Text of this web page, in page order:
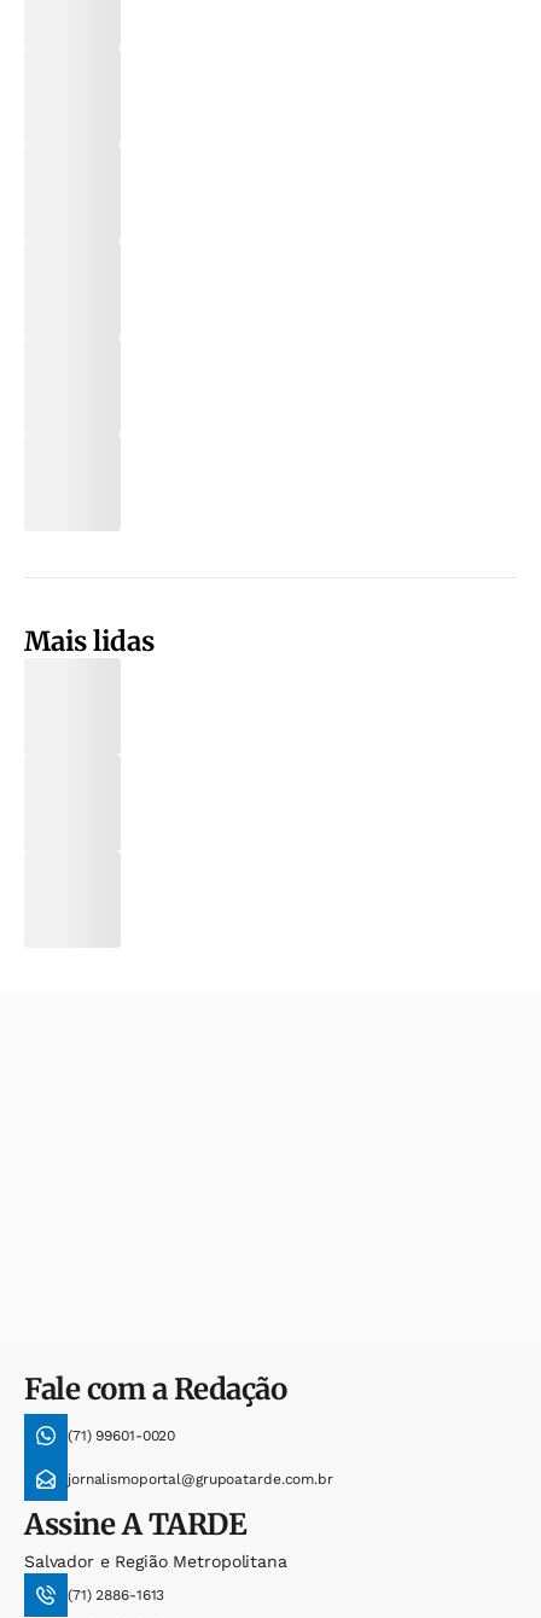
Mais lidas
Fale com a Redação
(71) 99601-0020
jornalismoportal@grupoatarde.com.br
AssineA TARDE
Salvador e Região Metropolitana
(71) 2886-1613